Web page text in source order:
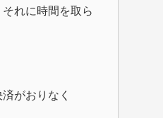
れに時間を取ら
がおりなく